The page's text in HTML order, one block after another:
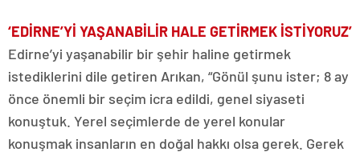
‘EDİRNE’Yİ YAŞANABİLİR HALE GETİRMEK İSTİYORUZ’
Edirne’yi yaşanabilir bir şehir haline getirmek
istediklerini dile getiren Arıkan, “Gönül şunu ister; 8 ay
önce önemli bir seçim icra edildi, genel siyaseti
konuştuk. Yerel seçimlerde de yerel konular
konuşmak insanların en doğal hakkı olsa gerek. Gerek